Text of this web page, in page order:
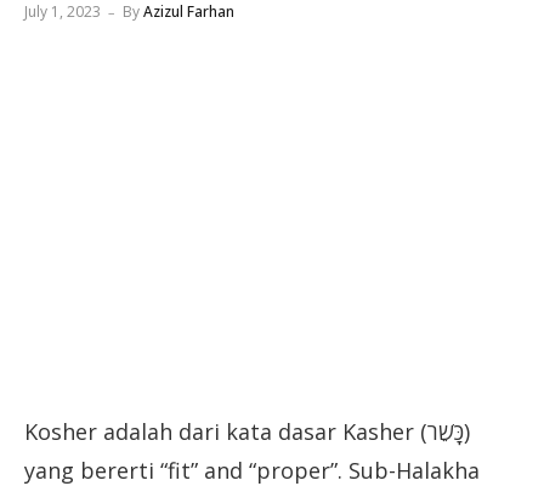
July 1, 2023 ByAzizul Farhan
Kosher adalah dari kata dasar Kasher (כָּשֵׁר‎)
yang bererti “fit” and “proper”. Sub-Halakha